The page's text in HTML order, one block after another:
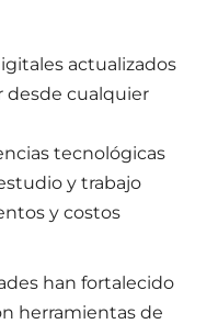
actualizados
desde cualquier
tecnológicas
y trabajo
y costos
han fortalecido
herramientas de